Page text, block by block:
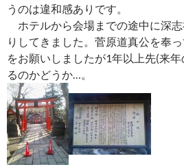
うのは違和感ありです。
ホテルから会場までの途中に深
りしてきました。菅原道真公を奉
をお願いしましたが1年以上先(来
るのかどうか…。